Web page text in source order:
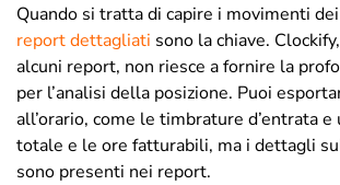
Quando si tratta di capire i movimenti
report dettagliati sono la chiave.
alcuni report, non riesce a fornire la
per l’analisi della posizione. Puoi
all’orario, come le timbrature d’entrata
totale e le ore fatturabili, ma i dettagli
sono presenti nei report.